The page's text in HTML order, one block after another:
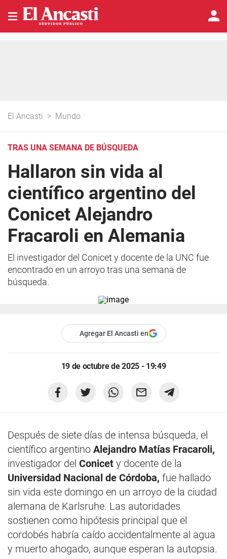
El Ancasti > Mundo
TRAS UNA SEMANA DE BÚSQUEDA
Hallaron sin vida al
científico argentino del
Conicet Alejandro
Fracaroli en Alemania
El investigador del Conicet y docente de la UNC fue
encontrado en un arroyo tras una semana de
búsqueda.
Agregar El Ancasti en
19 de octubre de 2025 - 19:49
Después de siete días de intensa búsqueda, el
científico argentino Alejandro Matías Fracaroli,
investigador del Conicet y docente de la
Universidad Nacional de Córdoba, fue hallado
sin vida este domingo en un arroyo de la ciudad
alemana de Karlsruhe. Las autoridades
sostienen como hipótesis principal que el
cordobés habría caído accidentalmente al agua
y muerto ahogado, aunque esperan la autopsia.